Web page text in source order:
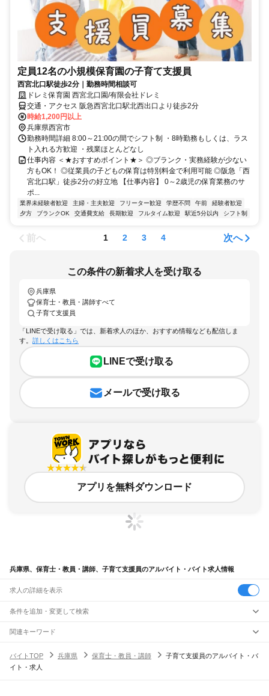
定員12名の小規模保育園の子育て支援員
西宮北口駅徒歩2分｜勤務時間相談可
ドレミ保育園 西宮北口園/有限会社ドレミ
交通・アクセス 阪急西宮北口駅北西出口より徒歩2分
時給1,200円以上
兵庫県西宮市
勤務時間詳細 8:00～21:00の間でシフト制 ・8時勤務もしくは、ラス
ト入れる方歓迎 ・残業ほとんどなし
仕事内容 ＜★おすすめポイント★＞ ◎ブランク・実務経験が少ない
方もOK！ ◎従業員の子どもの保育は特別料金で利用可能 ◎阪急「西
宮北口駅」徒歩2分の好立地 【仕事内容】 0～2歳児の保育業務のサ
ポ...
業界未経験者歓迎 主婦・主夫歓迎 フリーター歓迎 学歴不問 午前
経験者歓迎
夕方
ブランクOK 交通費支給 長期歓迎 フルタイム歓迎 駅近5分以内 シフト制
前へ 1 2 3 4 次へ
この条件の新着求人を受け取る
兵庫県
保育士・教員・講師すべて
子育て支援員
「LINEで受け取る」では、新着求人のほか、おすすめ情報なども配信しま
す。 詳しくはこちら
LINEで受け取る
メールで受け取る
アプリを無料ダウンロード
兵庫県、保育士・教員・講師、子育て支援員のアルバイト・バイト求人情報
求人の詳細を表示
条件を追加・変更して検索
市区町村を追加・変更
兵庫県すべて
神戸市
駅を追加・変更
職種を追加・変更
関連キーワード
兵庫県 保育士・教員・講師 ボランティア兵庫県 保育士・教員・講師 塾講師
兵庫県 保育士・教員・講師 保育補助・学童 塾
バイトTOP 兵庫県 保育士・教員・講師
子育て支援員のアルバイト・バ
イト・求人